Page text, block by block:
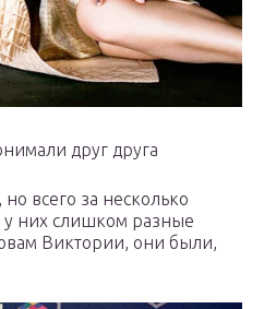
друг друга
но всего за несколько
у них слишком разные
Виктории, они были,